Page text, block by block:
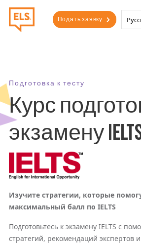
Перейти к основному содержанию
Второе меню
Подать заявку
Подготовка к тесту
Курс
экзамену
Изучите стратегии, которые
максимальный балл по IELTS
Подготовьтесь к экзамену IELTS с
стратегий, рекомендаций экспертов